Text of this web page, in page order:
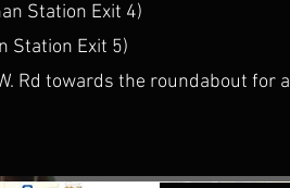
Station Exit 4)
Station Exit 5)
Rd towards the roundabout for